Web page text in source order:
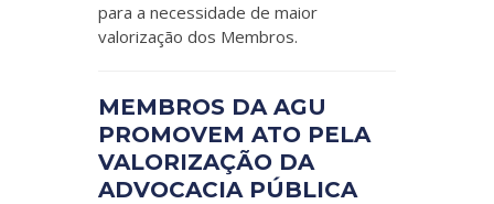
para a necessidade de maior
valorização dos Membros.
MEMBROS DA AGU
PROMOVEM ATO PELA
VALORIZAÇÃO DA
ADVOCACIA PÚBLICA